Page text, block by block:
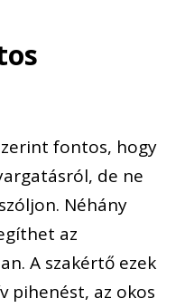
fontos, hogy
de ne
Néhány
az
A szakértő ezek
pihenést, az okos